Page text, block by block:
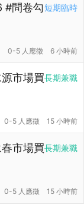
短期臨時
#問卷勾
0-5 人應徵 6 小時前
長期兼職
市場買
0-5 人應徵 15 小時前
長期兼職
市場買
0-5 人應徵 15 小時前